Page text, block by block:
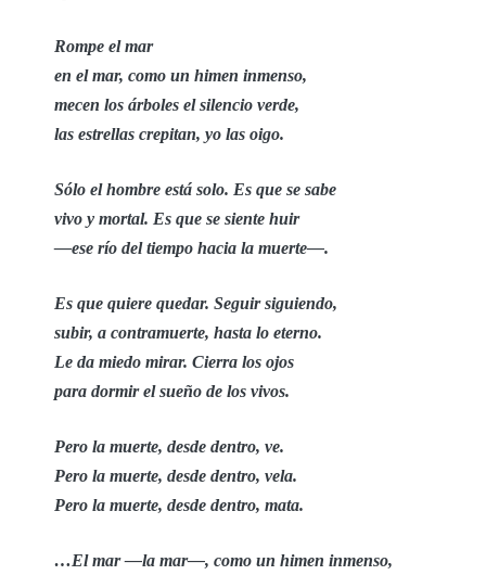
Rompe el mar
en el mar, como un himen inmenso,
mecen los árboles el silencio verde,
las estrellas crepitan, yo las oigo.
Sólo el hombre está solo. Es que se sabe
vivo y mortal. Es que se siente huir
—ese río del tiempo hacia la muerte—.
Es que quiere quedar. Seguir siguiendo,
subir, a contramuerte, hasta lo eterno.
Le da miedo mirar. Cierra los ojos
para dormir el sueño de los vivos.
Pero la muerte, desde dentro, ve.
Pero la muerte, desde dentro, vela.
Pero la muerte, desde dentro, mata.
…El mar —la mar—, como un himen inmenso,